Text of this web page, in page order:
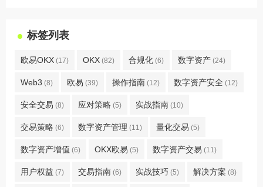
标签列表
欧易OKX (17) OKX (82) 合规化 (6) 数字资产 (24)
Web3 (8) 欧易 (39) 操作指南 (12) 数字资产安全 (12)
安全交易 (8) 应对策略 (5) 实战指南 (10)
交易策略 (6) 数字资产管理 (11) 量化交易 (5)
数字资产增值 (6) OKX欧易 (5) 数字资产交易 (11)
用户权益 (7) 交易指南 (6) 实战技巧 (5) 解决方案 (8)